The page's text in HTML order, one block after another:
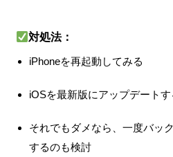
対処法：
iPhoneを再起動してみる
iOSを最新版にアップデートす
それでもダメなら、一度バッ
するのも検討